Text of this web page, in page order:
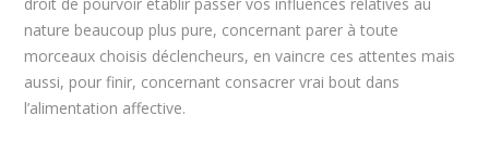
nature beaucoup plus pure, concernant parer à toute
morceaux choisis déclencheurs, en vaincre ces attentes mais
aussi, pour finir, concernant consacrer vrai bout dans
l’alimentation affective.